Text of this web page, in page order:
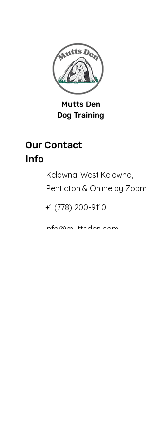
Mutts Den
Dog Training
Our Contact
Info
Kelowna, West Kelowna,
Penticton & Online by Zoom
+1 (778) 200-9110
info@muttsden.com